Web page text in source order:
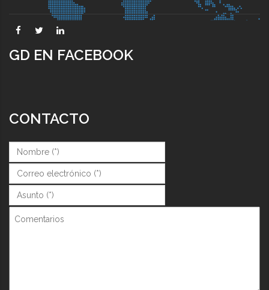
GD EN FACEBOOK
CONTACTO
Nombre (*)*
Correo (*)*
Asunto (*)*
Comentarios